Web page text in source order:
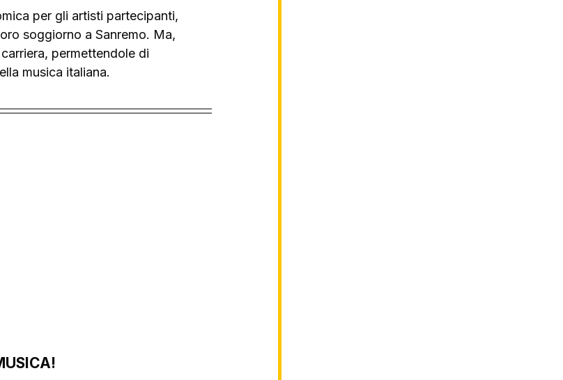
per gli artisti partecipanti,
soggiorno a Sanremo. Ma,
permettendole di
musica italiana.